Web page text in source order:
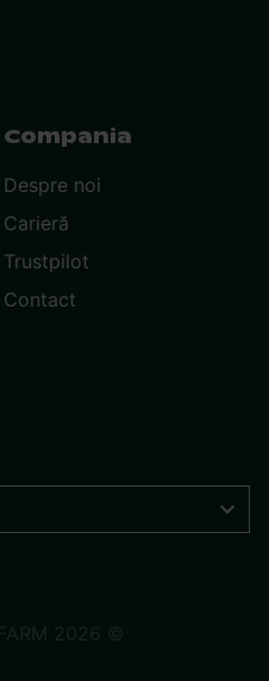
Compania
Despre noi
Carieră
Trustpilot
Contact